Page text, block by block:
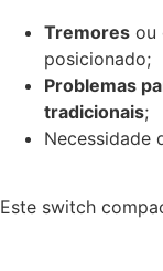
Tremores ou
posicionado;
Problemas
tradicionais;
Necessidade
Este switch